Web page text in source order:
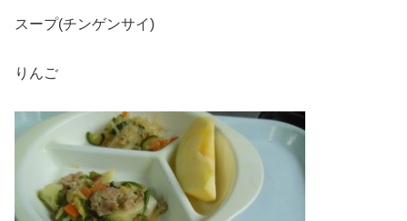
スープ(チンゲンサイ)
りんご